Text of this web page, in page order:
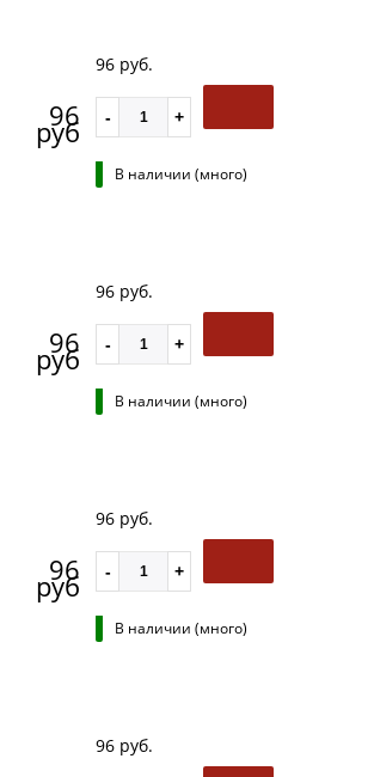
96
руб
96 руб.
В наличии (много)
96
руб
96 руб.
В наличии (много)
96
руб
96 руб.
В наличии (много)
96 руб.